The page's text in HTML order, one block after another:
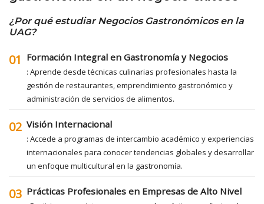
¿Por qué estudiar Negocios Gastronómicos en la
UAG?
01 Formación Integral en Gastronomía y Negocios
: Aprende desde técnicas culinarias profesionales hasta la
gestión de restaurantes, emprendimiento gastronómico y
administración de servicios de alimentos.
02 Visión Internacional
: Accede a programas de intercambio académico y experiencias
internacionales para conocer tendencias globales y desarrollar
un enfoque multicultural en la gastronomía.
03 Prácticas Profesionales en Empresas de Alto Nivel